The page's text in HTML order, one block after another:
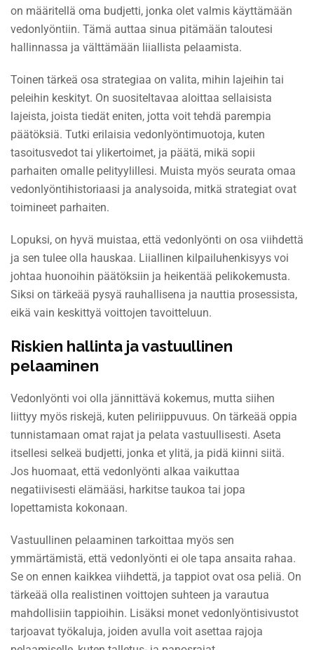
on määritellä oma budjetti, jonka olet valmis käyttämään
vedonlyöntiin. Tämä auttaa sinua pitämään taloutesi
hallinnassa ja välttämään liiallista pelaamista.
Toinen tärkeä osa strategiaa on valita, mihin lajeihin tai
peleihin keskityt. On suositeltavaa aloittaa sellaisista
lajeista, joista tiedät eniten, jotta voit tehdä parempia
päätöksiä. Tutki erilaisia vedonlyöntimuotoja, kuten
tasoitusvedot tai ylikertoimet, ja päätä, mikä sopii
parhaiten omalle pelityylillesi. Muista myös seurata omaa
vedonlyöntihistoriaasi ja analysoida, mitkä strategiat ovat
toimineet parhaiten.
Lopuksi, on hyvä muistaa, että vedonlyönti on osa viihdettä
ja sen tulee olla hauskaa. Liiallinen kilpailuhenkisyys voi
johtaa huonoihin päätöksiin ja heikentää pelikokemusta.
Siksi on tärkeää pysyä rauhallisena ja nauttia prosessista,
eikä vain keskittyä voittojen tavoitteluun.
Riskien hallinta ja vastuullinen
pelaaminen
Vedonlyönti voi olla jännittävä kokemus, mutta siihen
liittyy myös riskejä, kuten peliriippuvuus. On tärkeää oppia
tunnistamaan omat rajat ja pelata vastuullisesti. Aseta
itsellesi selkeä budjetti, jonka et ylitä, ja pidä kiinni siitä.
Jos huomaat, että vedonlyönti alkaa vaikuttaa
negatiivisesti elämääsi, harkitse taukoa tai jopa
lopettamista kokonaan.
Vastuullinen pelaaminen tarkoittaa myös sen
ymmärtämistä, että vedonlyönti ei ole tapa ansaita rahaa.
Se on ennen kaikkea viihdettä, ja tappiot ovat osa peliä. On
tärkeää olla realistinen voittojen suhteen ja varautua
mahdollisiin tappioihin. Lisäksi monet vedonlyöntisivustot
tarjoavat työkaluja, joiden avulla voit asettaa rajoja